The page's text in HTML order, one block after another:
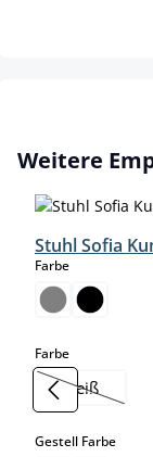
Produktgalerie
Weitere
Stuhl Sofia
Farbeauswählen
Farbeauswählen
weiß
(Diese
Gestell Farbe